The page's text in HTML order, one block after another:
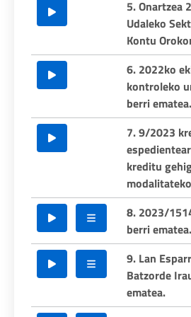
5. Onartzea
Udaleko
Kontu
6. 2022ko
kontroleko
berri ematea.
7. 9/2023
kreditu
8. 2023/
berri ematea.
9. Lan
Batzorde
ematea.